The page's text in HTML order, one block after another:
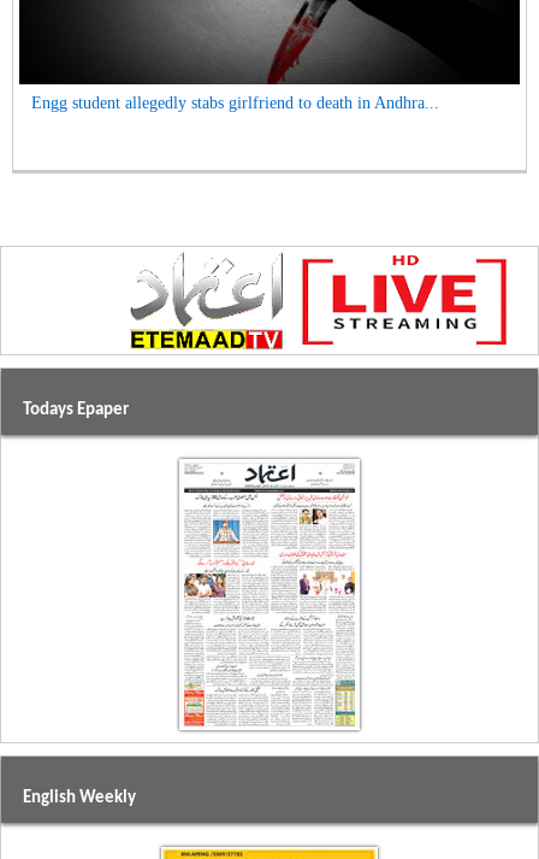
Engg student allegedly stabs girlfriend to death in Andhra...
Todays Epaper
English Weekly